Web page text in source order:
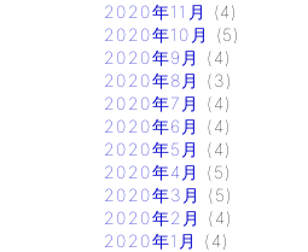
2020年11月
(4)
2020年10月
(5)
2020年9月
(4)
2020年8月
(3)
2020年7月
(4)
2020年6月
(4)
2020年5月
(4)
2020年4月
(5)
2020年3月
(5)
2020年2月
(4)
2020年1月
(4)